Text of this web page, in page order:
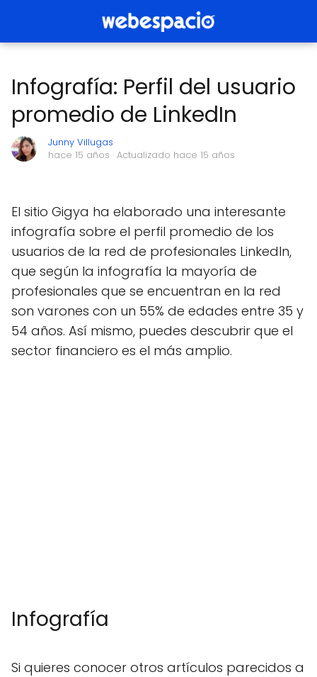
Infografía: Perfil del usuario
promedio de LinkedIn
Junny Villugas
hace 15 años · Actualizado hace 15 años
El sitio Gigya ha elaborado una interesante
infografía sobre el perfil promedio de los
usuarios de la red de profesionales LinkedIn,
que según la infografía la mayoría de
profesionales que se encuentran en la red
son varones con un 55% de edades entre 35 y
54 años. Así mismo, puedes descubrir que el
sector financiero es el más amplio.
Infografía
Si quieres conocer otros artículos parecidos a